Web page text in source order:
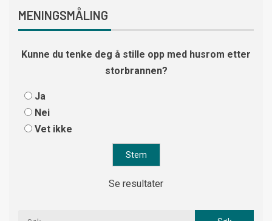
MENINGSMÅLING
Kunne du tenke deg å stille opp med husrom etter
storbrannen?
Ja
Nei
Vet ikke
Se resultater